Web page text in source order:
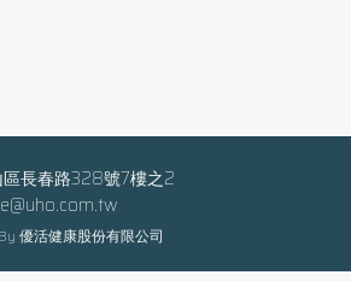
方」長庚科技大
言，其實市面上
配方被競爭業
當作配方的保護
國北、中、南共
長春路328號7樓之2
優活健康股份有限公司